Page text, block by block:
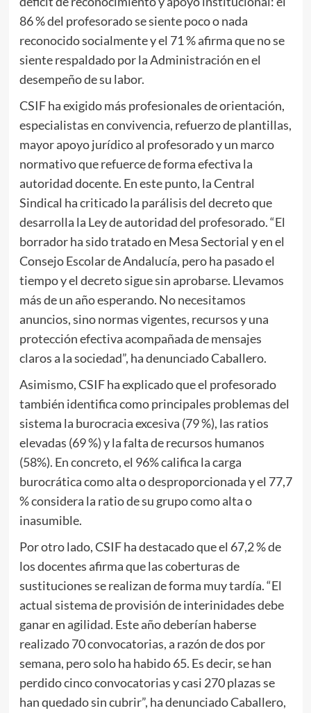
86 % del profesorado se siente poco o nada
reconocido socialmente y el 71 % afirma que no se
siente respaldado por la Administración en el
desempeño de su labor.
CSIF ha exigido más profesionales de orientación,
especialistas en convivencia, refuerzo de plantillas,
mayor apoyo jurídico al profesorado y un marco
normativo que refuerce de forma efectiva la
autoridad docente. En este punto, la Central
Sindical ha criticado la parálisis del decreto que
desarrolla la Ley de autoridad del profesorado. “El
borrador ha sido tratado en Mesa Sectorial y en el
Consejo Escolar de Andalucía, pero ha pasado el
tiempo y el decreto sigue sin aprobarse. Llevamos
más de un año esperando. No necesitamos
anuncios, sino normas vigentes, recursos y una
protección efectiva acompañada de mensajes
claros a la sociedad”, ha denunciado Caballero.
Asimismo, CSIF ha explicado que el profesorado
también identifica como principales problemas del
sistema la burocracia excesiva (79 %), las ratios
elevadas (69 %) y la falta de recursos humanos
(58%). En concreto, el 96% califica la carga
burocrática como alta o desproporcionada y el 77,7
% considera la ratio de su grupo como alta o
inasumible.
Por otro lado, CSIF ha destacado que el 67,2 % de
los docentes afirma que las coberturas de
sustituciones se realizan de forma muy tardía. “El
actual sistema de provisión de interinidades debe
ganar en agilidad. Este año deberían haberse
realizado 70 convocatorias, a razón de dos por
semana, pero solo ha habido 65. Es decir, se han
perdido cinco convocatorias y casi 270 plazas se
han quedado sin cubrir”, ha denunciado Caballero,